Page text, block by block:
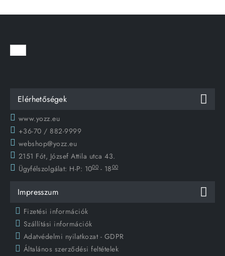
Elérhetőségek
www.yozz.eu
+36-70 / 882-9999
webshop@yozz.eu
2151 Fót, József Attila utca 43.
Ügyfélszolgálat: H-P: 1000 - 1800
Impresszum
Fizetési információk
Szállítási információk
Adatvédelmi nyilatkozat - GDPR
Általános szerződési feltételek